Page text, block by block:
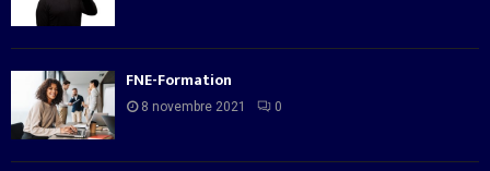
FNE-Formation
8 novembre 2021 0